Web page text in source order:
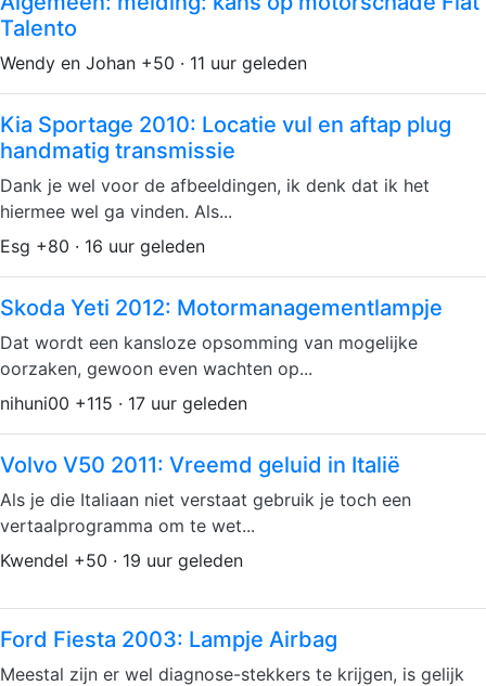
Talento
Wendy en Johan +50 · 11 uur geleden
Kia Sportage 2010: Locatie vul en aftap plug
handmatig transmissie
Dank je wel voor de afbeeldingen, ik denk dat ik het
hiermee wel ga vinden. Als...
Esg +80 · 16 uur geleden
Skoda Yeti 2012: Motormanagementlampje
Dat wordt een kansloze opsomming van mogelijke
oorzaken, gewoon even wachten op...
nihuni00 +115 · 17 uur geleden
Volvo V50 2011: Vreemd geluid in Italië
Als je die Italiaan niet verstaat gebruik je toch een
vertaalprogramma om te wet...
Kwendel +50 · 19 uur geleden
Ford Fiesta 2003: Lampje Airbag
Meestal zijn er wel diagnose-stekkers te krijgen, is gelijk